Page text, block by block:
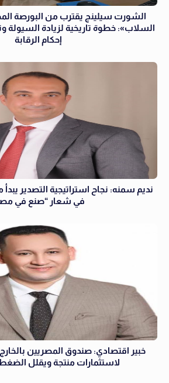
الشورت سيلينج يقترب من البورصة
السلاب»: خطوة تاريخية لزيادة
إحكام الرقابة
نديم سمنه: نجاح استراتيجية التصدير يبدأ
في شعار “صنع في
خبير اقتصادي: صندوق المصريين
لاستثمارات منتجة ويقلل الضغط